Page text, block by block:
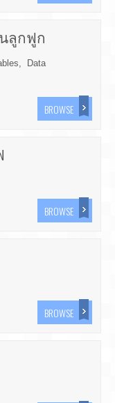
ลูกฟูก
Data
BROWSE
BROWSE
BROWSE